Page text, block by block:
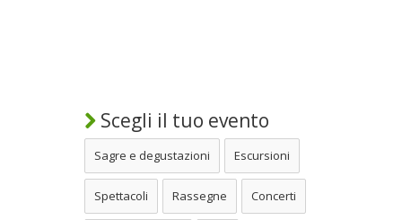
Scegli il tuo evento
Sagre e degustazioni Escursioni
Spettacoli Rassegne Concerti